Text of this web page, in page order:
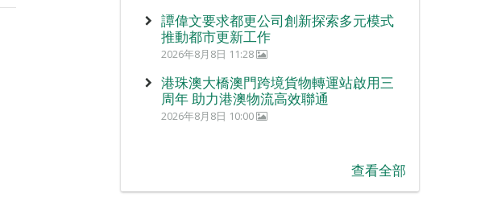
譚偉文要求都更公司創新探索多元模式
推動都市更新工作
2026年8月8日 11:28
港珠澳大橋澳門跨境貨物轉運站啟用三
周年 助力港澳物流高效聯通
2026年8月8日 10:00
查看全部